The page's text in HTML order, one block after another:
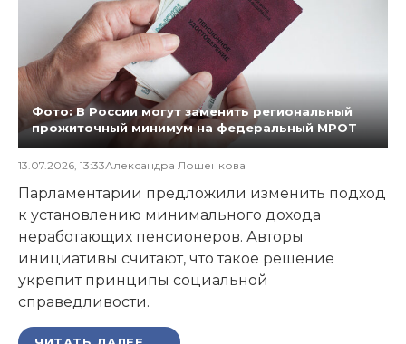
Фото: В России могут заменить региональный
прожиточный минимум на федеральный МРОТ
13.07.2026, 13:33Александра Лошенкова
Парламентарии предложили изменить подход
к установлению минимального дохода
неработающих пенсионеров. Авторы
инициативы считают, что такое решение
укрепит принципы социальной
справедливости.